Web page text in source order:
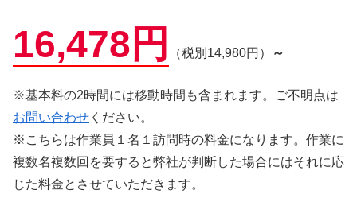
16,478円 （税別14,980円） ～
※基本料の2時間には移動時間も含まれます。ご不明点は
お問い合わせ ください。
※こちらは作業員１名１訪問時の料金になります。作業に
複数名複数回を要すると弊社が判断した場合にはそれに応
じた料金とさせていただきます。